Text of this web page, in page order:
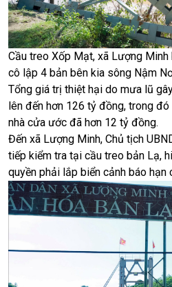
Cầu treo Xốp Mạt, xã Lượng
cô lập 4 bản bên kia sông Nậm
Tổng giá trị thiệt hại do mưa lũ
lên đến hơn 126 tỷ đồng, trong
nhà cửa ước đã hơn 12 tỷ đồng.
Đến xã Lượng Minh, Chủ tịch
tiếp kiểm tra tại cầu treo bản Lạ,
quyền phải lắp biển cảnh báo hạn